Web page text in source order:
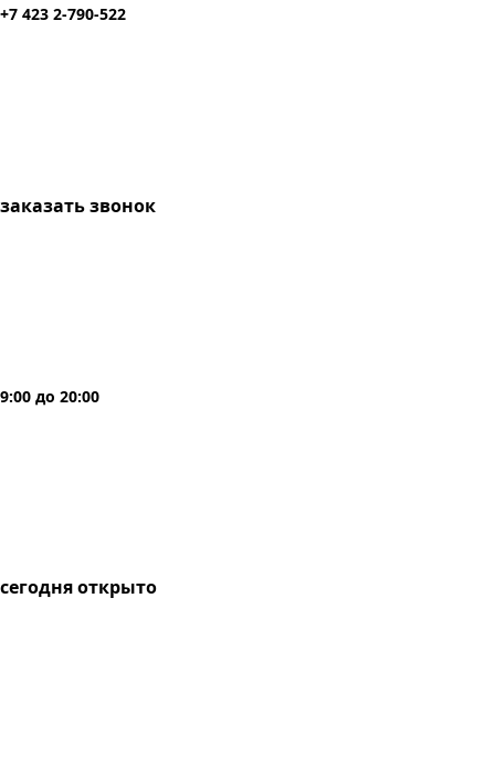
+7 423 2-790-522
заказать звонок
9:00 до 20:00
сегодняоткрыто